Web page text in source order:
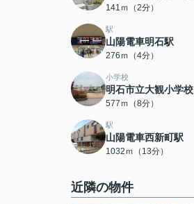
141ｍ（2分）
駅
山陽電車明石駅
276ｍ（4分）
小学校
明石市立大観小学校
577ｍ（8分）
駅
山陽電車西新町駅
1032ｍ（13分）
近隣の物件